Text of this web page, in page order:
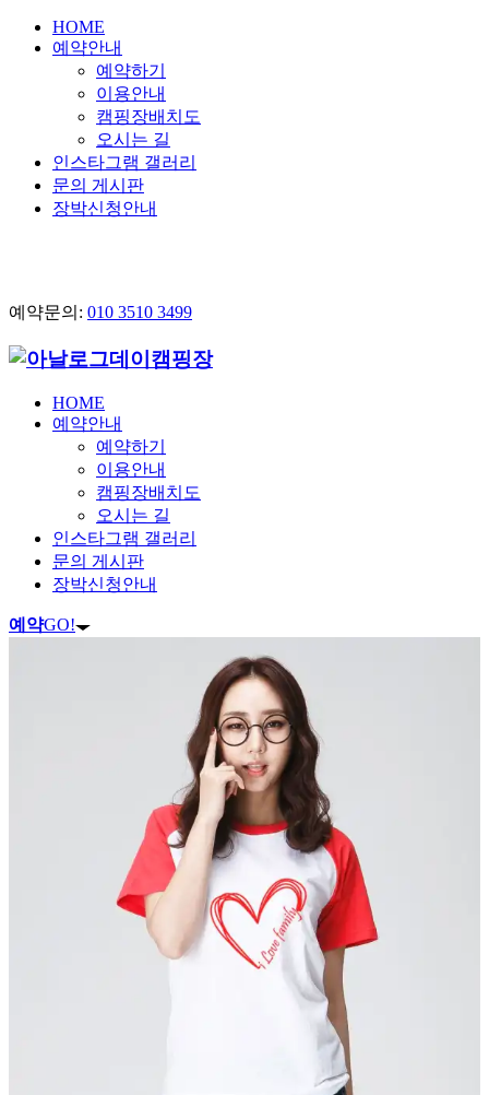
HOME
예약안내
예약하기
이용안내
캠핑장배치도
오시는 길
인스타그램 갤러리
문의 게시판
장박신청안내
예약문의: 010 3510 3499
HOME
예약안내
예약하기
이용안내
캠핑장배치도
오시는 길
인스타그램 갤러리
문의 게시판
장박신청안내
예약GO!